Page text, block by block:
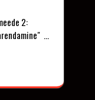
2:
…